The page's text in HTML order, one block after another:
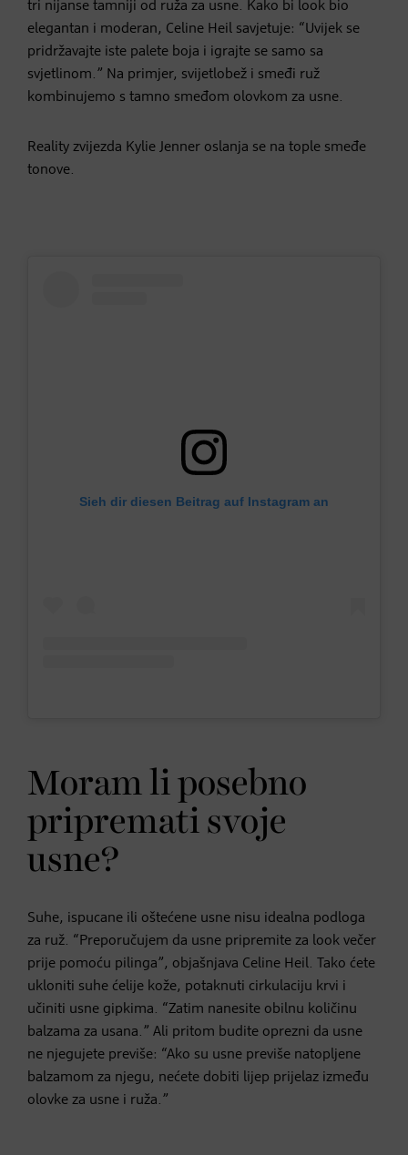
tri nijanse tamniji od ruža za usne. Kako bi look bio
elegantan i moderan, Celine Heil savjetuje: “Uvijek se
pridržavajte iste palete boja i igrajte se samo sa
svjetlinom.” Na primjer, svijetlobež i smeđi ruž
kombinujemo s tamno smeđom olovkom za usne.
Reality zvijezda Kylie Jenner oslanja se na tople smeđe
tonove.
Sieh dir diesen Beitrag auf Instagram an
Moram li posebno
pripremati svoje
usne?
Suhe, ispucane ili oštećene usne nisu idealna podloga
za ruž. “Preporučujem da usne pripremite za look večer
prije pomoću pilinga”, objašnjava Celine Heil. Tako ćete
ukloniti suhe ćelije kože, potaknuti cirkulaciju krvi i
učiniti usne gipkima. “Zatim nanesite obilnu količinu
balzama za usana.” Ali pritom budite oprezni da usne
ne njegujete previše: “Ako su usne previše natopljene
balzamom za njegu, nećete dobiti lijep prijelaz između
olovke za usne i ruža.”